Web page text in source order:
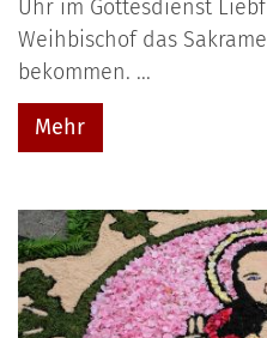
Uhr im Gottesdienst
Weihbischof das
bekommen. ...
Mehr